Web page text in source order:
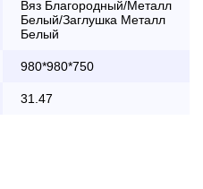
Вяз Благородный/Металл
Белый/Заглушка Металл
Белый
980*980*750
31.47
2 000 руб.
с 8:30 до 18:00